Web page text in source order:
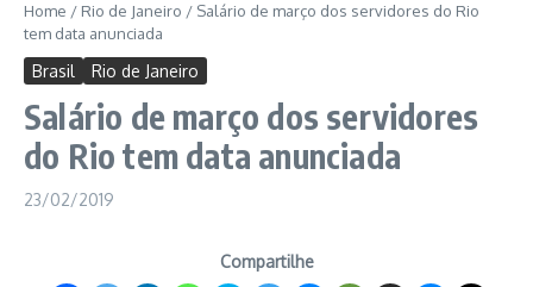
Home / Rio de Janeiro / Salário de março dos servidores do Rio
tem data anunciada
Brasil Rio de Janeiro
Salário de março dos servidores
do Rio tem data anunciada
23/02/2019
Compartilhe